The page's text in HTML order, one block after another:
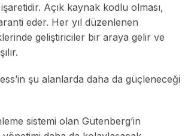
Açık kaynak kodlu olması,
eder. Her yıl düzenlenen
geliştiriciler bir araya gelir ve
şu alanlarda daha da güçleneceği
sistemi olan Gutenberg’in